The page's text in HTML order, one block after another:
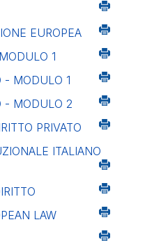
EUROPEA
1
- MODULO 1
- MODULO 2
PRIVATO
ITALIANO
LAW